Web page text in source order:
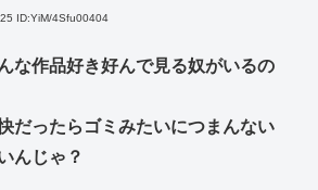
ID:YiM/4Sfu00404
な作品好き好んで見る奴がいるの
だったらゴミみたいにつまんない
んじゃ？